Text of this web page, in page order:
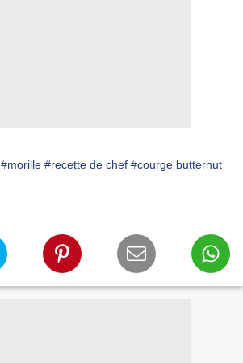
#morille #recette de chef #courge butternut